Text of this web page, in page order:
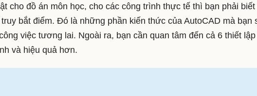
cho đồ án môn học, cho các công trình thực tế thì bạn phải biết
truy bắt điểm. Đó là những phần kiến thức của AutoCAD mà bạn
việc tương lai. Ngoài ra, bạn cần quan tâm đến cả 6 thiết lập
và hiệu quả hơn.